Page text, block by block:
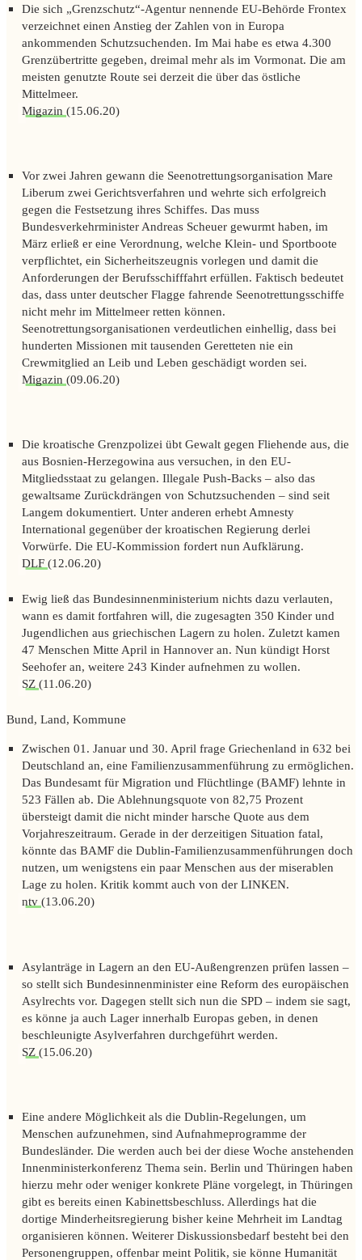
Die sich „Grenzschutz“-Agentur nennende EU-Behörde Frontex
verzeichnet einen Anstieg der Zahlen von in Europa
ankommenden Schutzsuchenden. Im Mai habe es etwa 4.300
Grenzübertritte gegeben, dreimal mehr als im Vormonat. Die am
meisten genutzte Route sei derzeit die über das östliche
Mittelmeer.
Migazin(15.06.20)
Vor zwei Jahren gewann die Seenotrettungsorganisation Mare
Liberum zwei Gerichtsverfahren und wehrte sich erfolgreich
gegen die Festsetzung ihres Schiffes. Das muss
Bundesverkehrminister Andreas Scheuer gewurmt haben, im
März erließ er eine Verordnung, welche Klein- und Sportboote
verpflichtet, ein Sicherheitszeugnis vorlegen und damit die
Anforderungen der Berufsschifffahrt erfüllen. Faktisch bedeutet
das, dass unter deutscher Flagge fahrende Seenotrettungsschiffe
nicht mehr im Mittelmeer retten können.
Seenotrettungsorganisationen verdeutlichen einhellig, dass bei
hunderten Missionen mit tausenden Geretteten nie ein
Crewmitglied an Leib und Leben geschädigt worden sei.
Migazin(09.06.20)
Die kroatische Grenzpolizei übt Gewalt gegen Fliehende aus, die
aus Bosnien-Herzegowina aus versuchen, in den EU-
Mitgliedsstaat zu gelangen. Illegale Push-Backs – also das
gewaltsame Zurückdrängen von Schutzsuchenden – sind seit
Langem dokumentiert. Unter anderen erhebt Amnesty
International gegenüber der kroatischen Regierung derlei
Vorwürfe. Die EU-Kommission fordert nun Aufklärung.
DLF(12.06.20)
Ewig ließ das Bundesinnenministerium nichts dazu verlauten,
wann es damit fortfahren will, die zugesagten 350 Kinder und
Jugendlichen aus griechischen Lagern zu holen. Zuletzt kamen
47 Menschen Mitte April in Hannover an. Nun kündigt Horst
Seehofer an, weitere 243 Kinder aufnehmen zu wollen.
SZ(11.06.20)
Bund, Land, Kommune
Zwischen 01. Januar und 30. April frage Griechenland in 632 bei
Deutschland an, eine Familienzusammenführung zu ermöglichen.
Das Bundesamt für Migration und Flüchtlinge (BAMF) lehnte in
523 Fällen ab. Die Ablehnungsquote von 82,75 Prozent
übersteigt damit die nicht minder harsche Quote aus dem
Vorjahreszeitraum. Gerade in der derzeitigen Situation fatal,
könnte das BAMF die Dublin-Familienzusammenführungen doch
nutzen, um wenigstens ein paar Menschen aus der miserablen
Lage zu holen. Kritik kommt auch von der LINKEN.
ntv(13.06.20)
Asylanträge in Lagern an den EU-Außengrenzen prüfen lassen –
so stellt sich Bundesinnenminister eine Reform des europäischen
Asylrechts vor. Dagegen stellt sich nun die SPD – indem sie sagt,
es könne ja auch Lager innerhalb Europas geben, in denen
beschleunigte Asylverfahren durchgeführt werden.
SZ(15.06.20)
Eine andere Möglichkeit als die Dublin-Regelungen, um
Menschen aufzunehmen, sind Aufnahmeprogramme der
Bundesländer. Die werden auch bei der diese Woche anstehenden
Innenministerkonferenz Thema sein. Berlin und Thüringen haben
hierzu mehr oder weniger konkrete Pläne vorgelegt, in Thüringen
gibt es bereits einen Kabinettsbeschluss. Allerdings hat die
dortige Minderheitsregierung bisher keine Mehrheit im Landtag
organisieren können. Weiterer Diskussionsbedarf besteht bei den
Personengruppen, offenbar meint Politik, sie könne Humanität